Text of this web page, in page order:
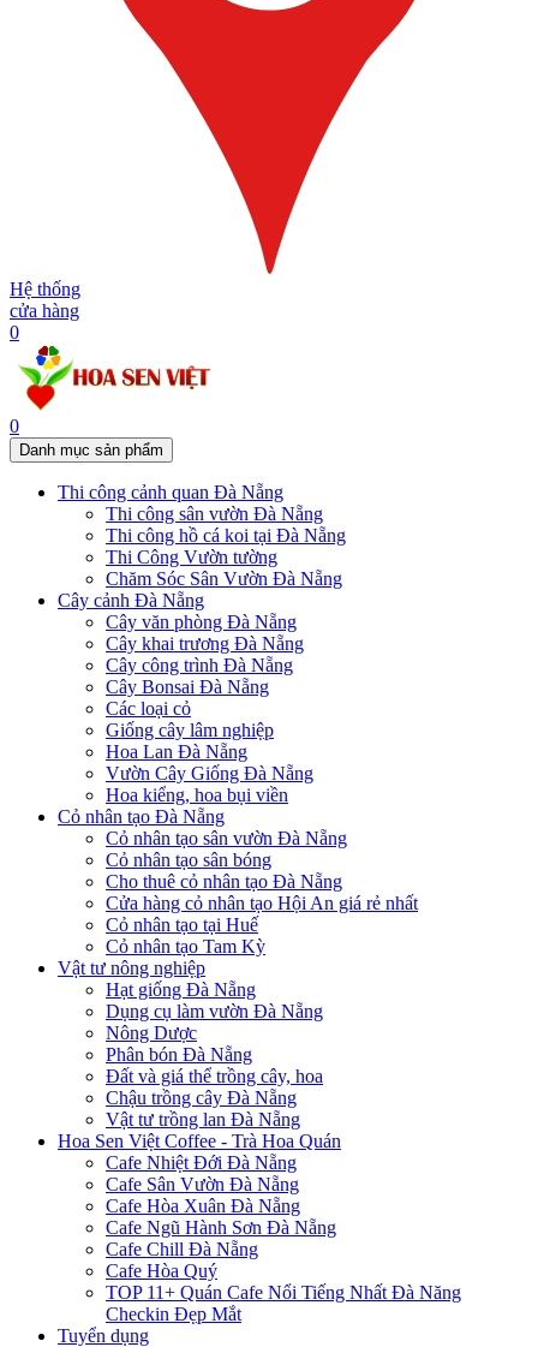
Hệ thống
cửa hàng
0
0
Danh mục sản phẩm
Thi công cảnh quan Đà Nẵng
Thi công sân vườn Đà Nẵng
Thi công hồ cá koi tại Đà Nẵng
Thi Công Vườn tường
Chăm Sóc Sân Vườn Đà Nẵng
Cây cảnh Đà Nẵng
Cây văn phòng Đà Nẵng
Cây khai trương Đà Nẵng
Cây công trình Đà Nẵng
Cây Bonsai Đà Nẵng
Các loại cỏ
Giống cây lâm nghiệp
Hoa Lan Đà Nẵng
Vườn Cây Giống Đà Nẵng
Hoa kiểng, hoa bụi viền
Cỏ nhân tạo Đà Nẵng
Cỏ nhân tạo sân vườn Đà Nẵng
Cỏ nhân tạo sân bóng
Cho thuê cỏ nhân tạo Đà Nẵng
Cửa hàng cỏ nhân tạo Hội An giá rẻ nhất
Cỏ nhân tạo tại Huế
Cỏ nhân tạo Tam Kỳ
Vật tư nông nghiệp
Hạt giống Đà Nẵng
Dụng cụ làm vườn Đà Nẵng
Nông Dược
Phân bón Đà Nẵng
Đất và giá thể trồng cây, hoa
Chậu trồng cây Đà Nẵng
Vật tư trồng lan Đà Nẵng
Hoa Sen Việt Coffee - Trà Hoa Quán
Cafe Nhiệt Đới Đà Nẵng
Cafe Sân Vườn Đà Nẵng
Cafe Hòa Xuân Đà Nẵng
Cafe Ngũ Hành Sơn Đà Nẵng
Cafe Chill Đà Nẵng
Cafe Hòa Quý
TOP 11+ Quán Cafe Nổi Tiếng Nhất Đà Năng
Checkin Đẹp Mắt
Tuyển dụng